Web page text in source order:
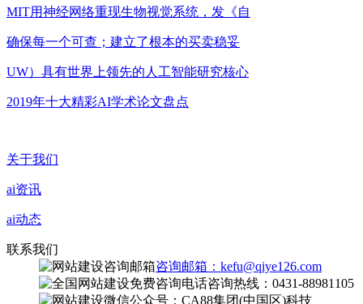
MIT用神经网络重现生物视觉系统，发《自
确保每一个可查；建立了根本的买卖稳妥
UW）具有世界上领先的人工智能研究核心
2019年十大精彩AI学术论文盘点
关于我们
ai资讯
ai动态
联系我们
咨询邮箱：kefu@qiye126.com
咨询热线：0431-88981105
微信公众号：CA88集团(中国区)科技